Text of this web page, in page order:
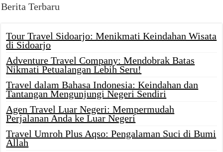
Berita Terbaru
Tour Travel Sidoarjo: Menikmati Keindahan Wisata
di Sidoarjo
Adventure Travel Company: Mendobrak Batas
Nikmati Petualangan Lebih Seru!
Travel dalam Bahasa Indonesia: Keindahan dan
Tantangan Mengunjungi Negeri Sendiri
Agen Travel Luar Negeri: Mempermudah
Perjalanan Anda ke Luar Negeri
Travel Umroh Plus Aqso: Pengalaman Suci di Bumi
Allah